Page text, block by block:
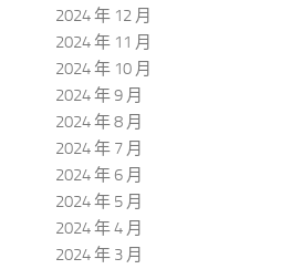
2024 年 12 月
2024 年 11 月
2024 年 10 月
2024 年 9 月
2024 年 8 月
2024 年 7 月
2024 年 6 月
2024 年 5 月
2024 年 4 月
2024 年 3 月